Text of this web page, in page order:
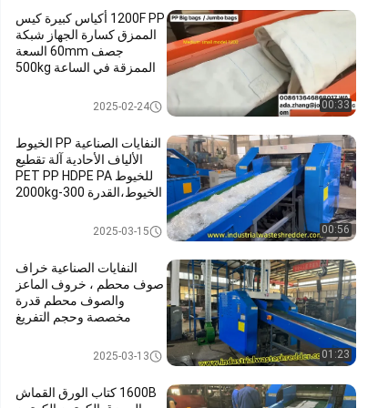
00:33
1200F PP أكياس كبيرة كيس
الممزق كسارة الجهاز شبكة
جصف 60mm السعة
الممزقة في الساعة 500kg
تقطيع النفايات الصناعية2025-02-24
00:56
النفايات الصناعية PP الخيوط
الألياف الأحادية آلة تقطيع
للخيوط PET PP HDPE PA
الخيوط،القدرة 300-2000kg
الخيوط الكيميائية تقطيع
التصميم مضاد التلف،النفايات
تقطيع النفايات الصناعية2025-03-15
01:23
النفايات الصناعية خراف
صوف محطم ، خروف الماعز
والصوف محطم قدرة
مخصصة وحجم التفريغ
تقطيع النفايات الصناعية2025-03-13
1600B كتاب الورق القماش